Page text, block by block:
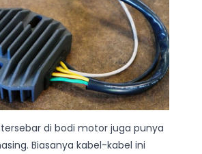
di bodi motor juga punya
Biasanya kabel-kabel ini